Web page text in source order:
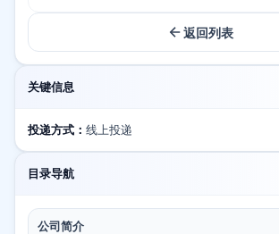
返回列表
关键信息
投递方式： 线上投递
目录导航
公司简介